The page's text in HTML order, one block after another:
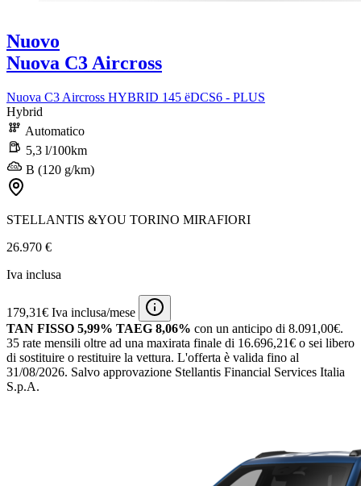
Nuovo
Nuova C3 Aircross
Nuova C3 Aircross HYBRID 145 ëDCS6 - PLUS
Hybrid
Automatico
5,3 l/100km
B (120 g/km)
STELLANTIS &YOU TORINO MIRAFIORI
26.970 €
Iva inclusa
179,31€ Iva inclusa/mese
TAN FISSO 5,99% TAEG 8,06% con un anticipo di 8.091,00€.
35 rate mensili oltre ad una maxirata finale di 16.696,21€ o sei libero
di sostituire o restituire la vettura. L'offerta è valida fino al
31/08/2026. Salvo approvazione Stellantis Financial Services Italia
S.p.A.